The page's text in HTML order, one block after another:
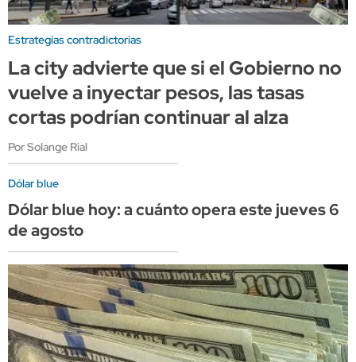
Estrategias contradictorias
La city advierte que si el Gobierno no
vuelve a inyectar pesos, las tasas
cortas podrían continuar al alza
Por Solange Rial
Dólar blue
Dólar blue hoy: a cuánto opera este jueves 6
de agosto